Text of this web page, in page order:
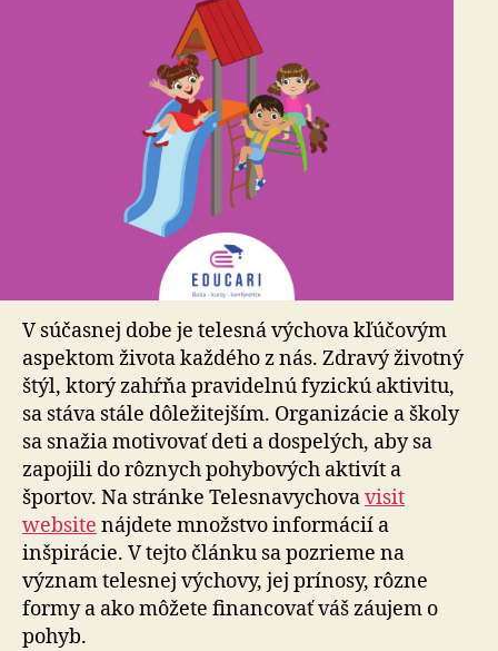
V súčasnej dobe je telesná výchova kľúčovým
aspektom života každého z nás. Zdravý životný
štýl, ktorý zahŕňa pravidelnú fyzickú aktivitu,
sa stáva stále dôležitejším. Organizácie a školy
sa snažia motivovať deti a dospelých, aby sa
zapojili do rôznych pohybových aktivít a
športov. Na stránke Telesnavychovavisit
website nájdete množstvo informácií a
inšpirácie. V tejto článku sa pozrieme na
význam telesnej výchovy, jej prínosy, rôzne
formy a ako môžete financovať váš záujem o
pohyb.